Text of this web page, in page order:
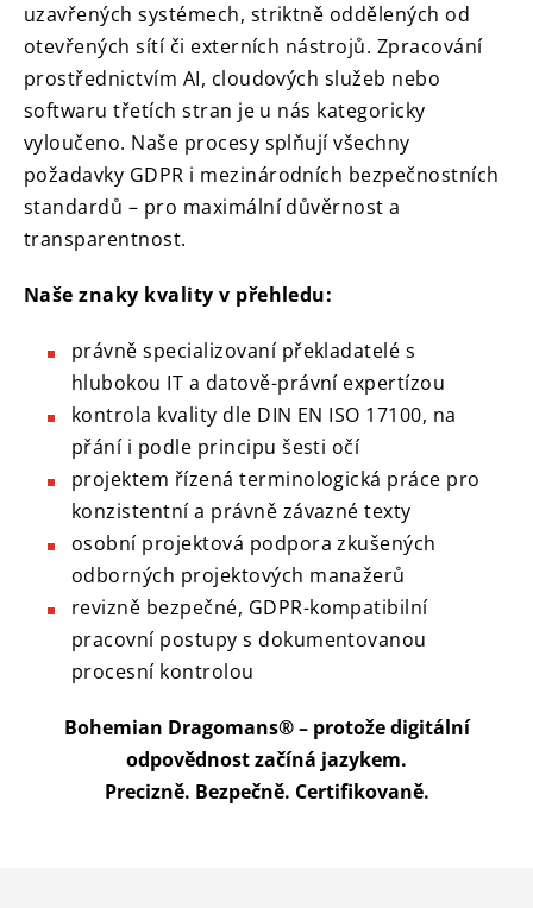
uzavřených systémech, striktně oddělených od
otevřených sítí či externích nástrojů. Zpracování
prostřednictvím AI, cloudových služeb nebo
softwaru třetích stran je u nás kategoricky
vyloučeno. Naše procesy splňují všechny
požadavky GDPR i mezinárodních bezpečnostních
standardů – pro maximální důvěrnost a
transparentnost.
Naše znaky kvality v přehledu:
právně specializovaní překladatelé s
hlubokou IT a datově-právní expertízou
kontrola kvality dle DIN EN ISO 17100, na
přání i podle principu šesti očí
projektem řízená terminologická práce pro
konzistentní a právně závazné texty
osobní projektová podpora zkušených
odborných projektových manažerů
revizně bezpečné, GDPR-kompatibilní
pracovní postupy s dokumentovanou
procesní kontrolou
Bohemian Dragomans® – protože digitální
odpovědnost začíná jazykem.
Precizně. Bezpečně. Certifikovaně.